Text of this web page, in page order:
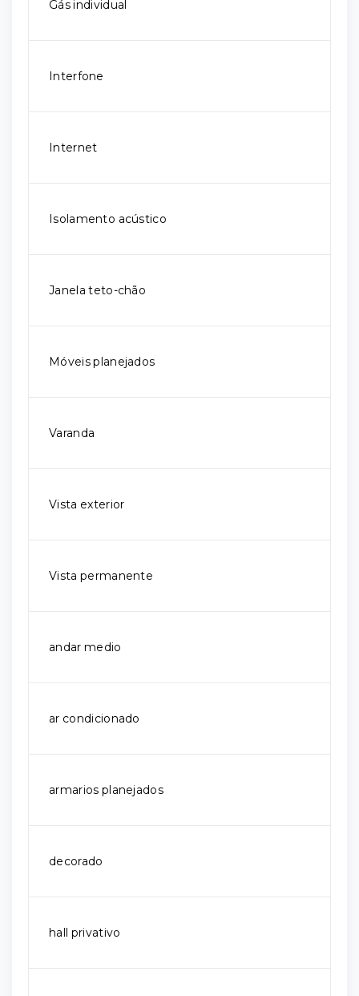
Gás individual
Interfone
Internet
Isolamento acústico
Janela teto-chão
Móveis planejados
Varanda
Vista exterior
Vista permanente
andar medio
ar condicionado
armarios planejados
decorado
hall privativo